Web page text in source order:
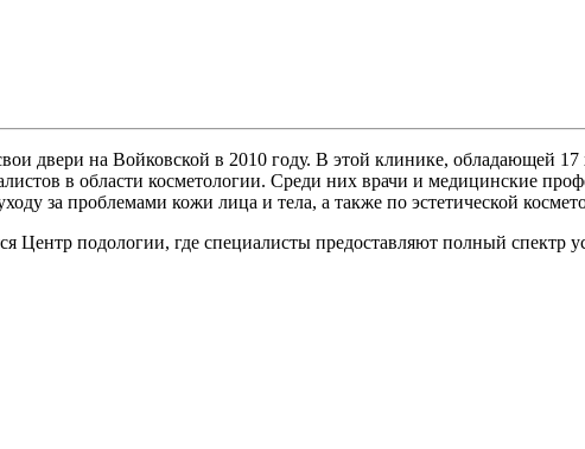
двери на Войковской в 2010 году. В этой клинике, обладающей
в области косметологии. Среди них врачи и медицинские
за проблемами кожи лица и тела, а также по эстетической
Центр подологии, где специалисты предоставляют полный спектр